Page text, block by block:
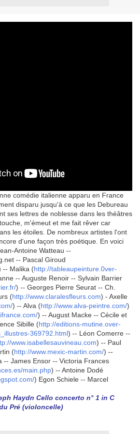
comédie italienne apparu en France
disparu jusqu'à ce que les Debureau
ses lettres de noblesse dans les théâtres
m'émeut et me fait rêver car
les étoiles. De nombreux artistes l'ont
d'une façon très poétique. En voici
Antoine Watteau --
-- Pascal Giroud
-- Malika (http://tableaupeinture.0ver-
-- Auguste Renoir -- Sylvain Barrier
) -- Georges Pierre Seurat -- Ch.
(http://www.claralesfleurs.com) - Axelle
) -- Alva (http://www.alva-peintre.com/)
) -- August Macke -- Cécile et
Sibille (http://editions-mutine.over-
369792.html) -- Léon Comerre --
www.isabellesauvineau.com) -- Paul
(http://www.mexic-martin.com/) --
-- James Ensor -- Victoria Frances
main.php) -- Antoine Dodé
) Egon Schiele -- Marcel
Haydn Cello concerto n° 1 in C
Pré (violoncelle)